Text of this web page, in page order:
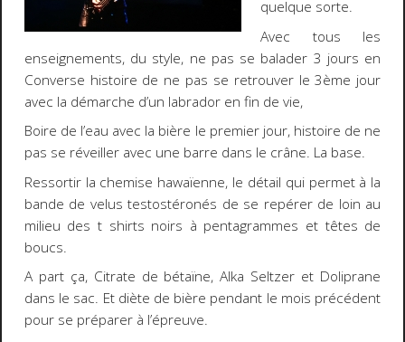
quelque sorte.
Avec tous les
enseignements, du style, ne pas se balader 3 jours en
Converse histoire de ne pas se retrouver le 3ème jour
avec la démarche d’un labrador en fin de vie,
Boire de l’eau avec la bière le premier jour, histoire de ne
pas se réveiller avec une barre dans le crâne. La base.
Ressortir la chemise hawaïenne, le détail qui permet à la
bande de velus testostéronés de se repérer de loin au
milieu des t shirts noirs à pentagrammes et têtes de
boucs.
A part ça, Citrate de bétaïne, Alka Seltzer et Doliprane
dans le sac. Et diète de bière pendant le mois précédent
pour se préparer à l’épreuve.